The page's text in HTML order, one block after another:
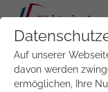
Jetzt
testen
Auf unserer
davon werden
ermöglichen, Ihre